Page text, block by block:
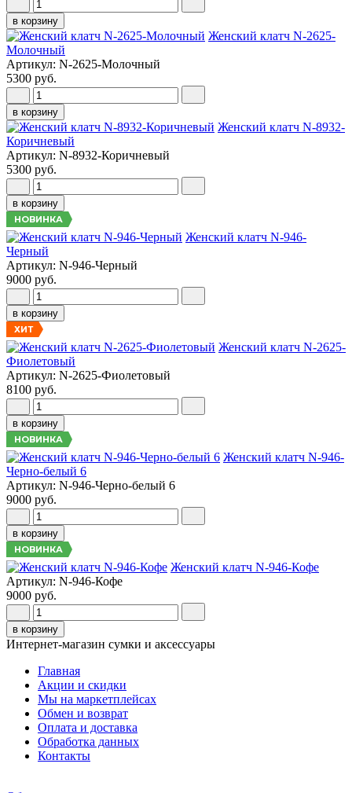
в корзину
Женский клатч N-2625-
Молочный
Артикул: N-2625-Молочный
5300 руб.
в корзину
Женский клатч N-8932-
Коричневый
Артикул: N-8932-Коричневый
5300 руб.
в корзину
НОВИНКА
Женский клатч N-946-
Черный
Артикул: N-946-Черный
9000 руб.
в корзину
ХИТ
Женский клатч N-2625-
Фиолетовый
Артикул: N-2625-Фиолетовый
8100 руб.
в корзину
НОВИНКА
Женский клатч N-946-
Черно-белый 6
Артикул: N-946-Черно-белый 6
9000 руб.
в корзину
НОВИНКА
Женский клатч N-946-Кофе
Артикул: N-946-Кофе
9000 руб.
в корзину
Интернет-магазин сумки и аксессуары
Главная
Акции и скидки
Мы на маркетплейсах
Обмен и возврат
Оплата и доставка
Обработка данных
Контакты